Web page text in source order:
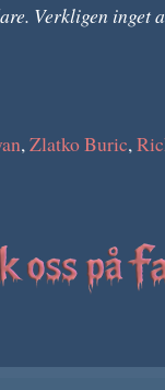
Verkligen inget
,Zlatko Buric,